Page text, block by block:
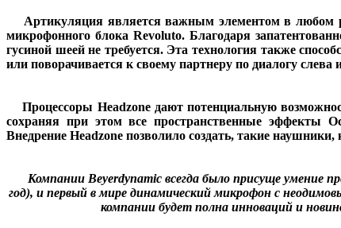
Артикуляция является важным элементом в любом
микрофонного блока Revoluto. Благодаря
гусиной шеей не требуется. Эта технология также
или поворачивается к своему партнеру по диалогу
Процессоры Headzone дают потенциальную
сохраняя при этом все пространственные эффекты
Внедрение Headzone позволило создать, такие
Компании Beyerdynamic всегда было присуще умение
год), и первый в мире динамический микрофон с
компании будет полна инноваций и